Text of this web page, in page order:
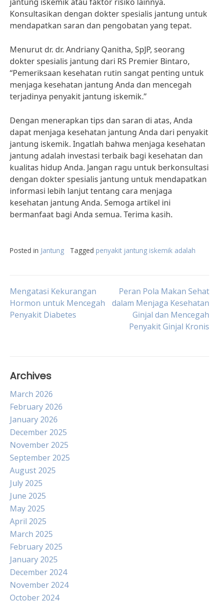
Konsultasikan dengan dokter spesialis jantung untuk
mendapatkan saran dan pengobatan yang tepat.
Menurut dr. dr. Andriany Qanitha, SpJP, seorang
dokter spesialis jantung dari RS Premier Bintaro,
“Pemeriksaan kesehatan rutin sangat penting untuk
menjaga kesehatan jantung Anda dan mencegah
terjadinya penyakit jantung iskemik.”
Dengan menerapkan tips dan saran di atas, Anda
dapat menjaga kesehatan jantung Anda dari penyakit
jantung iskemik. Ingatlah bahwa menjaga kesehatan
jantung adalah investasi terbaik bagi kesehatan dan
kualitas hidup Anda. Jangan ragu untuk berkonsultasi
dengan dokter spesialis jantung untuk mendapatkan
informasi lebih lanjut tentang cara menjaga
kesehatan jantung Anda. Semoga artikel ini
bermanfaat bagi Anda semua. Terima kasih.
Posted in Jantung Tagged penyakit jantung iskemik adalah
Post
navigation
Mengatasi Kekurangan
Hormon untuk Mencegah
Penyakit Diabetes
Peran Pola Makan Sehat
dalam Menjaga Kesehatan
Ginjal dan Mencegah
Penyakit Ginjal Kronis
Archives
March 2026
February 2026
January 2026
December 2025
November 2025
September 2025
August 2025
July 2025
June 2025
May 2025
April 2025
March 2025
February 2025
January 2025
December 2024
November 2024
October 2024